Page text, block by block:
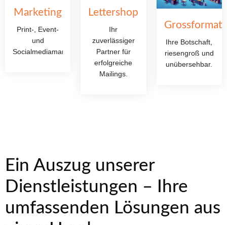
Marketing
Print-, Event-
und
Socialmediamarketing
Lettershop
Ihr
zuverlässiger
Partner für
erfolgreiche
Mailings.
Grossformat
Ihre Botschaft,
riesengroß und
unübersehbar.
Ein Auszug unserer
Dienstleistungen – Ihre
umfassenden Lösungen aus